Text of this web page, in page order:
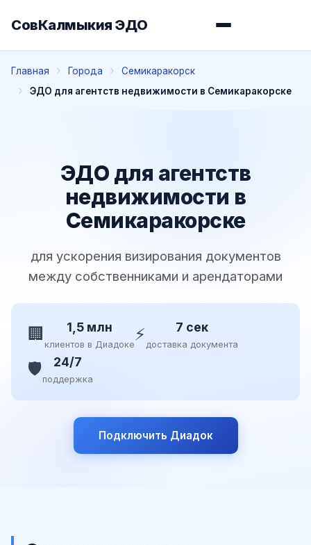
СовКалмыкия ЭДО
Главная Города
Семикаракорск
ЭДО для агентств недвижимости в Семикаракорске
ЭДО для агентств
недвижимости в
Семикаракорске
для ускорения визирования документов
между собственниками и арендаторами
🏢 1,5 млн
клиентов в Диадоке⚡ 7 сек
доставка документа
🛡️ 24/7
поддержка
Подключить Диадок